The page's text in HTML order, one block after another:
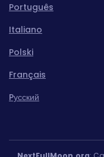
Português
Italiano
Polski
Français
Pусский